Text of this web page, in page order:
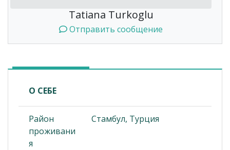
Tatiana Turkoglu
Отправить сообщение
О СЕБЕ
Район
проживани
я
Стамбул, Турция